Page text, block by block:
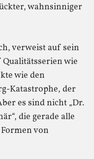
wahnsinniger
verweist auf sein
wie
wie den
Katastrophe, der
es sind nicht „Dr.
die gerade alle
von